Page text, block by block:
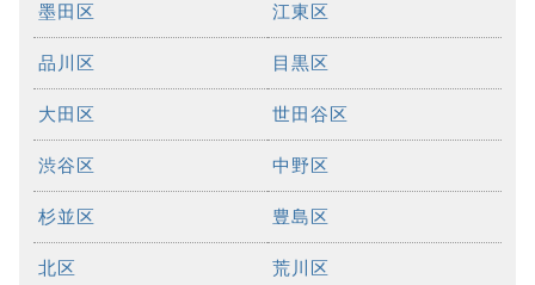
墨田区 江東区
品川区 目黒区
大田区 世田谷区
渋谷区 中野区
杉並区 豊島区
北区 荒川区